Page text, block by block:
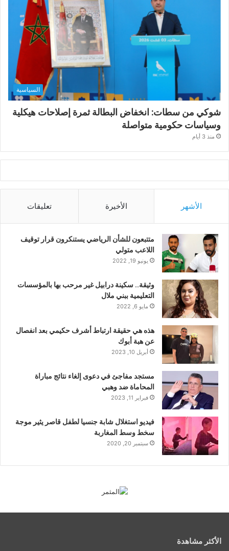
السياسية
شوكي من سطات: انخفاض البطالة ثمرة إصلاحات هيكلية
وسياسات حكومية متواصلة
منذ 3 أيام
الأشهر الأخيرة تعليقات
متتبعون للشأن الرياضي يستنكرون قرار توقيف
اللاعب متولي
يونيو 19, 2022
وثيقة.. سكينة درابيل غير مرحب بها بالمؤسسات
التعليمية ببني ملال
مايو 6, 2022
هذه هي حقيقة ارتباط أشرف حكيمي بعد انفصال
عن هبة أبوك
أبريل 10, 2023
مستجد مفاجئ في دعوى إلغاء نتائج مباراة
المحاماة ضد وهبي
فبراير 11, 2023
فيديو استغلال شابة جنسيا لطفل قاصر يثير موجة
سخط وسط المغاربة
سبتمبر 20, 2020
الأكثر مشاهدة